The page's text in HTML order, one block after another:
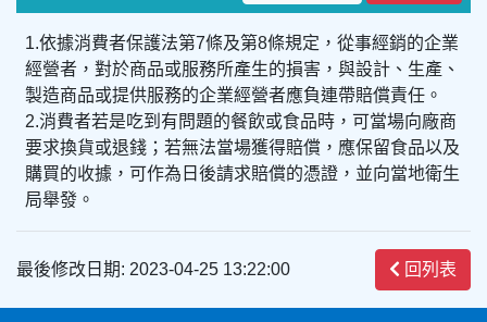
1.依據消費者保護法第7條及第8條規定，從事經銷的企業
經營者，對於商品或服務所產生的損害，與設計、生產、
製造商品或提供服務的企業經營者應負連帶賠償責任。
2.消費者若是吃到有問題的餐飲或食品時，可當場向廠商
要求換貨或退錢；若無法當場獲得賠償，應保留食品以及
購買的收據，可作為日後請求賠償的憑證，並向當地衛生
局舉發。
最後修改日期: 2023-04-25 13:22:00 回列表